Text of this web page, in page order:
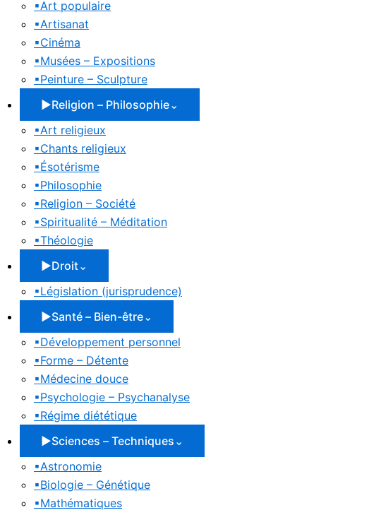
▪Art populaire
▪Artisanat
▪Cinéma
▪Musées – Expositions
▪Peinture – Sculpture
▶Religion – Philosophie⌄
▪Art religieux
▪Chants religieux
▪Ésotérisme
▪Philosophie
▪Religion – Société
▪Spiritualité – Méditation
▪Théologie
▶Droit⌄
▪Législation (jurisprudence)
▶Santé – Bien-être⌄
▪Développement personnel
▪Forme – Détente
▪Médecine douce
▪Psychologie – Psychanalyse
▪Régime diététique
▶Sciences – Techniques ⌄
▪Astronomie
▪Biologie – Génétique
▪Mathématiques